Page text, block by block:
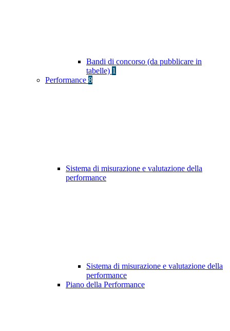
Bandi di concorso (da pubblicare in
tabelle) 1
Performance 8
Sistema di misurazione e valutazione della
performance
Sistema di misurazione e valutazione della
performance
Piano della Performance